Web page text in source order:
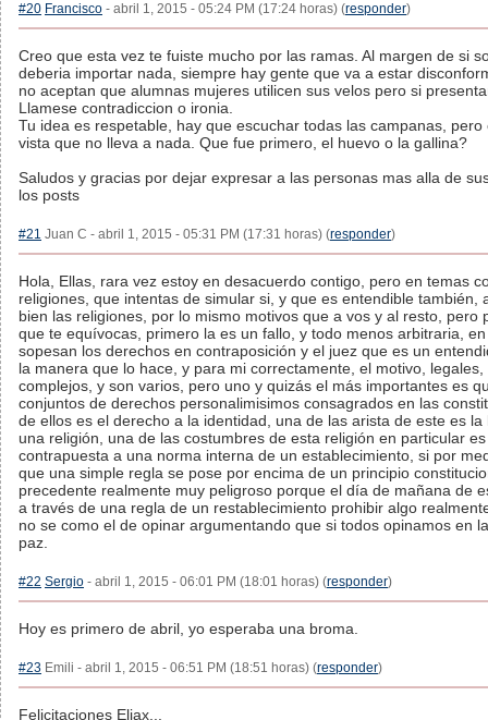
#20 Francisco - abril 1, 2015 - 05:24 PM (17:24 horas) (responder)
Creo que esta vez te fuiste mucho por las ramas. Al margen de si
deberia importar nada, siempre hay gente que va a estar
no aceptan que alumnas mujeres utilicen sus velos pero si
Llamese contradiccion o ironia.
Tu idea es respetable, hay que escuchar todas las campanas,
vista que no lleva a nada. Que fue primero, el huevo o la gallina?
Saludos y gracias por dejar expresar a las personas mas alla de
los posts
#21 Juan C - abril 1, 2015 - 05:31 PM (17:31 horas) (responder)
Hola, Ellas, rara vez estoy en desacuerdo contigo, pero en temas
religiones, que intentas de simular si, y que es entendible también,
bien las religiones, por lo mismo motivos que a vos y al resto, pero
que te equívocas, primero la es un fallo, y todo menos arbitraria,
sopesan los derechos en contraposición y el juez que es un
la manera que lo hace, y para mi correctamente, el motivo,
complejos, y son varios, pero uno y quizás el más importantes es
conjuntos de derechos personalimisimos consagrados en las
de ellos es el derecho a la identidad, una de las arista de este es
una religión, una de las costumbres de esta religión en particular
contrapuesta a una norma interna de un establecimiento, si por
que una simple regla se pose por encima de un principio
precedente realmente muy peligroso porque el día de mañana de
a través de una regla de un restablecimiento prohibir algo
no se como el de opinar argumentando que si todos opinamos en
paz.
#22 Sergio - abril 1, 2015 - 06:01 PM (18:01 horas) (responder)
Hoy es primero de abril, yo esperaba una broma.
#23 Emili - abril 1, 2015 - 06:51 PM (18:51 horas) (responder)
Felicitaciones Eliax...